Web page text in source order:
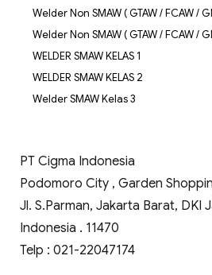
Welder Non SMAW ( GTAW / FCAW /
Welder Non SMAW ( GTAW / FCAW /
WELDER SMAW KELAS 1
WELDER SMAW KELAS 2
Welder SMAW Kelas 3
PT Cigma Indonesia
Podomoro City , Garden
Jl. S.Parman, Jakarta Barat, DKI
Indonesia . 11470
Telp : 021-22047174